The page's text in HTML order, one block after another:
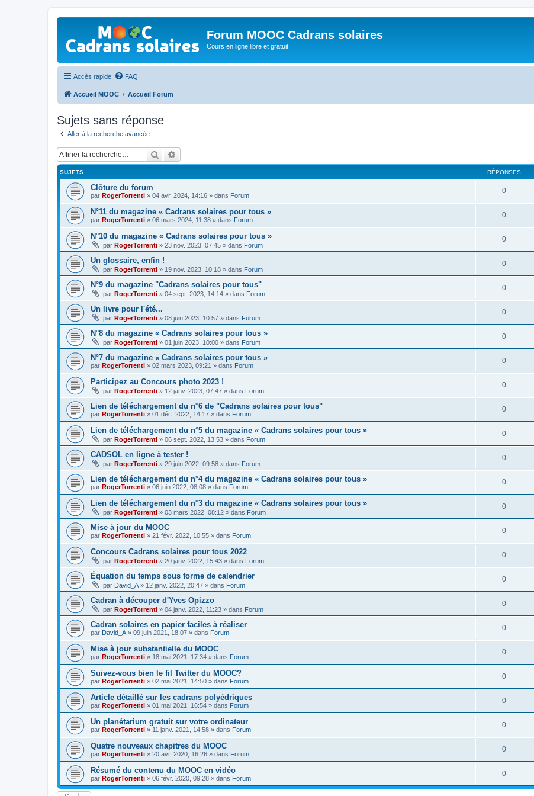
Forum MOOC Cadrans solaires
Cours en ligne libre et gratuit
Accès rapide FAQ
Accueil MOOC Accueil Forum
Sujets sans réponse
Aller à la recherche avancée
Rechercher
SUJETS RÉPONSES
Clôture du forum
par RogerTorrenti » 04 avr. 2024, 14:16 » dans Forum
0
N°11 du magazine « Cadrans solaires pour tous »
par RogerTorrenti » 06 mars 2024, 11:38 » dans Forum
0
N°10 du magazine « Cadrans solaires pour tous »
par RogerTorrenti » 23 nov. 2023, 07:45 » dans Forum
0
Un glossaire, enfin !
par RogerTorrenti » 19 nov. 2023, 10:18 » dans Forum
0
N°9 du magazine "Cadrans solaires pour tous"
par RogerTorrenti » 04 sept. 2023, 14:14 » dans Forum
0
Un livre pour l'été...
par RogerTorrenti » 08 juin 2023, 10:57 » dans Forum
0
N°8 du magazine « Cadrans solaires pour tous »
par RogerTorrenti » 01 juin 2023, 10:00 » dans Forum
0
N°7 du magazine « Cadrans solaires pour tous »
par RogerTorrenti » 02 mars 2023, 09:21 » dans Forum
0
Participez au Concours photo 2023 !
par RogerTorrenti » 12 janv. 2023, 07:47 » dans Forum
0
Lien de téléchargement du n°6 de "Cadrans solaires pour tous"
par RogerTorrenti » 01 déc. 2022, 14:17 » dans Forum
0
Lien de téléchargement du n°5 du magazine « Cadrans solaires pour tous »
par RogerTorrenti » 06 sept. 2022, 13:53 » dans Forum
0
CADSOL en ligne à tester !
par RogerTorrenti » 29 juin 2022, 09:58 » dans Forum
0
Lien de téléchargement du n°4 du magazine « Cadrans solaires pour tous »
par RogerTorrenti » 06 juin 2022, 08:08 » dans Forum
0
Lien de téléchargement du n°3 du magazine « Cadrans solaires pour tous »
par RogerTorrenti » 03 mars 2022, 08:12 » dans Forum
0
Mise à jour du MOOC
par RogerTorrenti » 21 févr. 2022, 10:55 » dans Forum
0
Concours Cadrans solaires pour tous 2022
par RogerTorrenti » 20 janv. 2022, 15:43 » dans Forum
0
Équation du temps sous forme de calendrier
par David_A » 12 janv. 2022, 20:47 » dans Forum
0
Cadran à découper d'Yves Opizzo
par RogerTorrenti » 04 janv. 2022, 11:23 » dans Forum
0
Cadran solaires en papier faciles à réaliser
par David_A » 09 juin 2021, 18:07 » dans Forum
0
Mise à jour substantielle du MOOC
par RogerTorrenti » 18 mai 2021, 17:34 » dans Forum
0
Suivez-vous bien le fil Twitter du MOOC?
par RogerTorrenti » 02 mai 2021, 14:50 » dans Forum
0
Article détaillé sur les cadrans polyédriques
par RogerTorrenti » 01 mai 2021, 16:54 » dans Forum
0
Un planétarium gratuit sur votre ordinateur
par RogerTorrenti » 11 janv. 2021, 14:58 » dans Forum
0
Quatre nouveaux chapitres du MOOC
par RogerTorrenti » 20 avr. 2020, 16:26 » dans Forum
0
Résumé du contenu du MOOC en vidéo
par RogerTorrenti » 06 févr. 2020, 09:28 » dans Forum
0